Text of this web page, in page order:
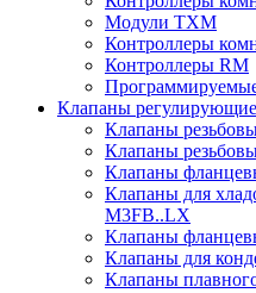
Модули TXM
Контроллеры
Контроллеры RM
Клапаны регулирующие
Клапаны
Клапаны
Клапаны
Клапаны для
M3FB..LX
Клапаны
Клапаны для
Клапаны